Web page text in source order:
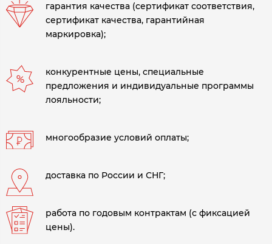
гарантия качества (сертификат соответствия,
сертификат качества, гарантийная
маркировка);
конкурентные цены, специальные
предложения и индивидуальные программы
лояльности;
многообразие условий оплаты;
доставка по России и СНГ;
работа по годовым контрактам (с фиксацией
цены).